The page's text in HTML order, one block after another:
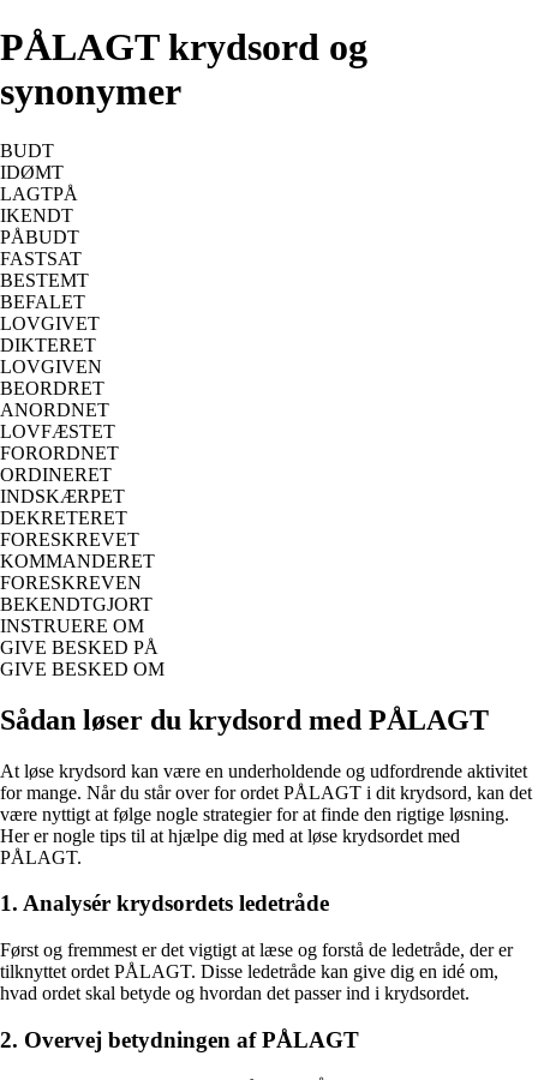
PÅLAGT krydsord og
synonymer
BUDT
IDØMT
LAGTPÅ
IKENDT
PÅBUDT
FASTSAT
BESTEMT
BEFALET
LOVGIVET
DIKTERET
LOVGIVEN
BEORDRET
ANORDNET
LOVFÆSTET
FORORDNET
ORDINERET
INDSKÆRPET
DEKRETERET
FORESKREVET
KOMMANDERET
FORESKREVEN
BEKENDTGJORT
INSTRUERE OM
GIVE BESKED PÅ
GIVE BESKED OM
Sådan løser du krydsord med PÅLAGT
At løse krydsord kan være en underholdende og udfordrende aktivitet
for mange. Når du står over for ordet PÅLAGT i dit krydsord, kan det
være nyttigt at følge nogle strategier for at finde den rigtige løsning.
Her er nogle tips til at hjælpe dig med at løse krydsordet med
PÅLAGT.
1. Analysér krydsordets ledetråde
Først og fremmest er det vigtigt at læse og forstå de ledetråde, der er
tilknyttet ordet PÅLAGT. Disse ledetråde kan give dig en idé om,
hvad ordet skal betyde og hvordan det passer ind i krydsordet.
2. Overvej betydningen af PÅLAGT